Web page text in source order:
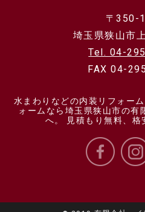
〒350-
埼玉県狭山市
Tel. 04-
FAX 04-
水まわりなどの内装リフォー
ォームなら埼玉県狭山市の有
へ。 見積もり無料、格